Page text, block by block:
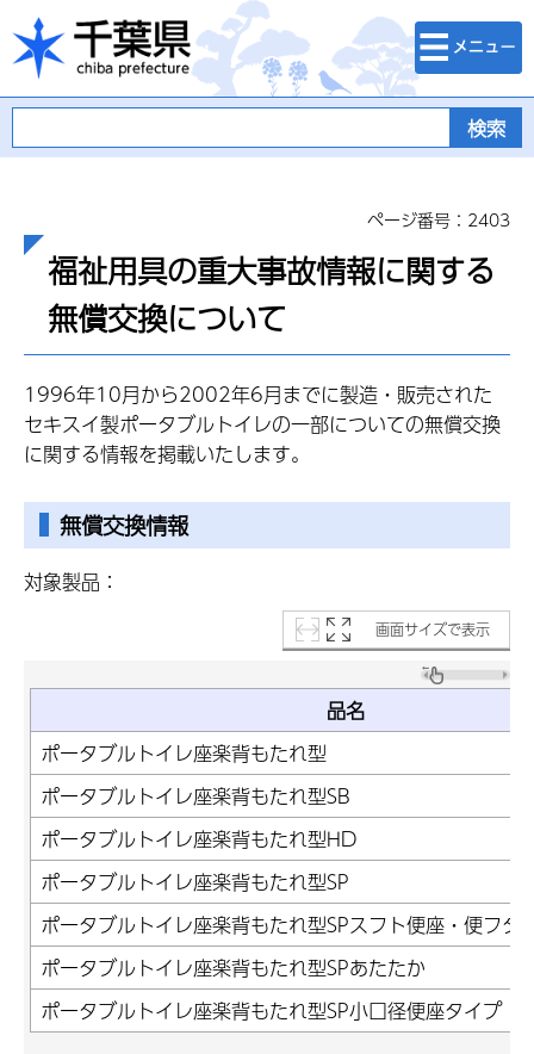
千葉県
検索・メニュ
ー
ページ番号：2403
福祉用具の重大事故情報に関する
無償交換について
1996年10月から2002年6月までに製造・販売された
セキスイ製ポータブルトイレの一部についての無償交換
に関する情報を掲載いたします。
無償交換情報
対象製品：
画面サイズで表示
品名
ポータブルトイレ座楽背もたれ型
ポータブルトイレ座楽背もたれ型SB
ポータブルトイレ座楽背もたれ型HD
ポータブルトイレ座楽背もたれ型SP
ポータブルトイレ座楽背もたれ型SPスフト便座・便フタ
ポータブルトイレ座楽背もたれ型SPあたたか
ポータブルトイレ座楽背もたれ型SP小口径便座タイプ